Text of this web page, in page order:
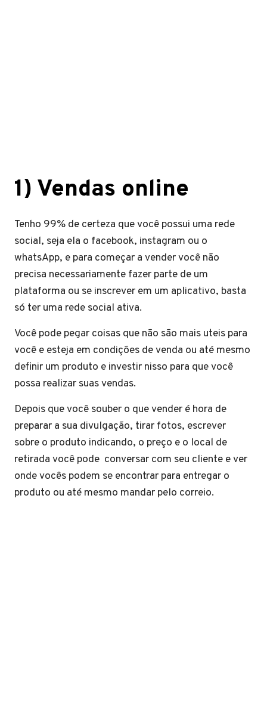
1) Vendas online
Tenho 99% de certeza que você possui uma rede
social, seja ela o facebook, instagram ou o
whatsApp, e para começar a vender você não
precisa necessariamente fazer parte de um
plataforma ou se inscrever em um aplicativo, basta
só ter uma rede social ativa.
Você pode pegar coisas que não são mais uteis para
você e esteja em condições de venda ou até mesmo
definir um produto e investir nisso para que você
possa realizar suas vendas.
Depois que você souber o que vender é hora de
preparar a sua divulgação, tirar fotos, escrever
sobre o produto indicando, o preço e o local de
retirada você pode conversar com seu cliente e ver
onde vocês podem se encontrar para entregar o
produto ou até mesmo mandar pelo correio.